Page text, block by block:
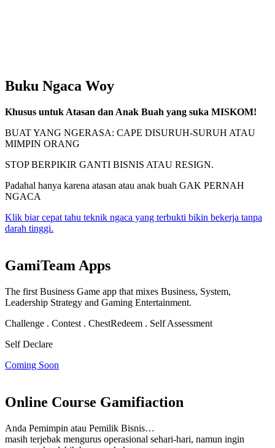
Buku Ngaca Woy
Khusus untuk Atasan dan Anak Buah yang suka MISKOM!
BUAT YANG NGERASA: CAPE DISURUH-SURUH ATAU
MIMPIN ORANG
STOP BERPIKIR GANTI BISNIS ATAU RESIGN.
Padahal hanya karena atasan atau anak buah GAK PERNAH
NGACA
Klik biar cepat tahu teknik ngaca yang terbukti bikin bekerja tanpa
darah tinggi.
GamiTeam Apps
The first Business Game app that mixes Business, System,
Leadership Strategy and Gaming Entertainment.
Challenge . Contest . ChestRedeem . Self Assessment
Self Declare
Coming Soon
Online Course Gamifiaction
Anda Pemimpin atau Pemilik Bisnis…
masih terjebak mengurus operasional sehari-hari, namun ingin